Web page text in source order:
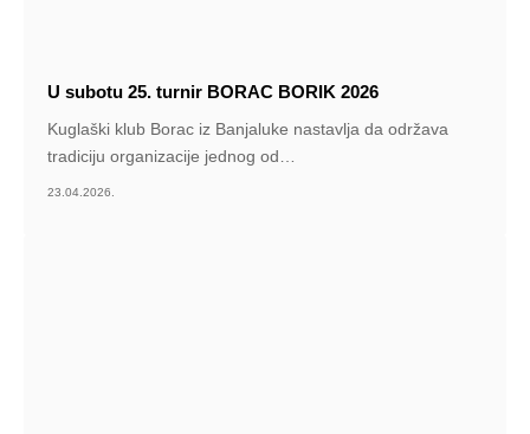
U subotu 25. turnir BORAC BORIK 2026
Kuglaški klub Borac iz Banjaluke nastavlja da održava
tradiciju organizacije jednog od
23.04.2026.